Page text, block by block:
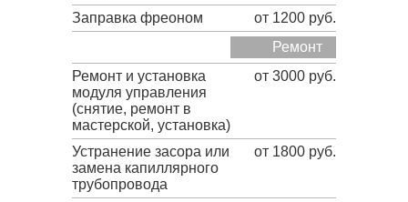
Заправка фреоном
от 1200 руб.
Ремонт
Ремонт и установка
модуля управления
(снятие, ремонт в
мастерской, установка)
от 3000 руб.
Устранение засора или
замена капиллярного
трубопровода
от 1800 руб.